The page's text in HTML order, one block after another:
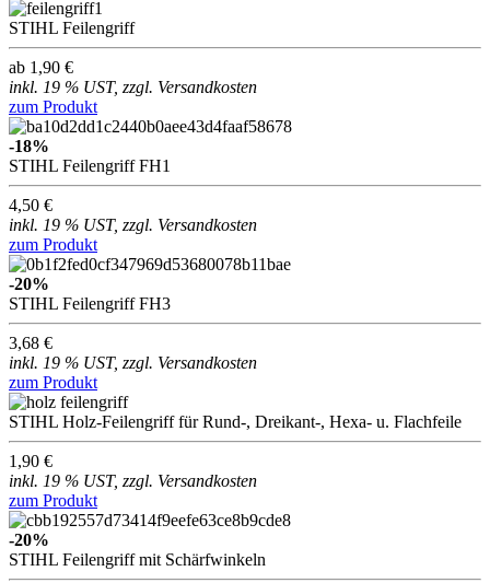
STIHL Feilengriff
ab 1,90 €
inkl. 19 % UST, zzgl. Versandkosten
zum Produkt
-18%
STIHL Feilengriff FH1
4,50 €
inkl. 19 % UST, zzgl. Versandkosten
zum Produkt
-20%
STIHL Feilengriff FH3
3,68 €
inkl. 19 % UST, zzgl. Versandkosten
zum Produkt
STIHL Holz-Feilengriff für Rund-, Dreikant-, Hexa- u. Flachfeile
1,90 €
inkl. 19 % UST, zzgl. Versandkosten
zum Produkt
-20%
STIHL Feilengriff mit Schärfwinkeln